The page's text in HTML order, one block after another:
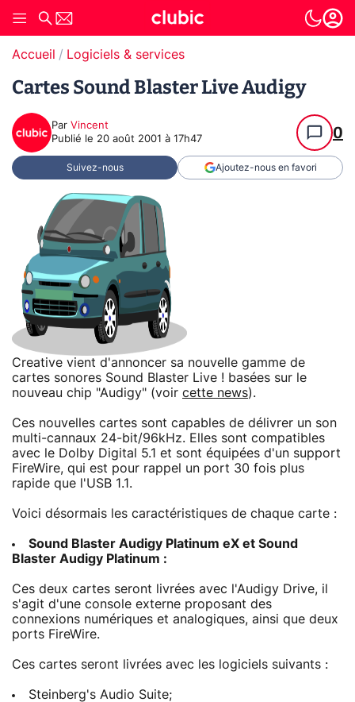
Accueil Logiciels & services
Cartes Sound Blaster Live Audigy
Par Vincent
Publié le 20 août 2001 à 17h47 0
Suivez-nous Ajoutez-nous en favori
Creative vient d'annoncer sa nouvelle gamme de
cartes sonores Sound Blaster Live ! basées sur le
nouveau chip "Audigy" (voir cette news).
Ces nouvelles cartes sont capables de délivrer un son
multi-cannaux 24-bit/96kHz. Elles sont compatibles
avec le Dolby Digital 5.1 et sont équipées d'un support
FireWire, qui est pour rappel un port 30 fois plus
rapide que l'USB 1.1.
Voici désormais les caractéristiques de chaque carte :
Sound Blaster Audigy Platinum eX et Sound
Blaster Audigy Platinum :
Ces deux cartes seront livrées avec l'Audigy Drive, il
s'agit d'une console externe proposant des
connexions numériques et analogiques, ainsi que deux
ports FireWire.
Ces cartes seront livrées avec les logiciels suivants :
Steinberg's Audio Suite;